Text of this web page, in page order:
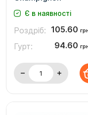
Є в наявності
Роздріб: 105.60
Гурт: 94.60